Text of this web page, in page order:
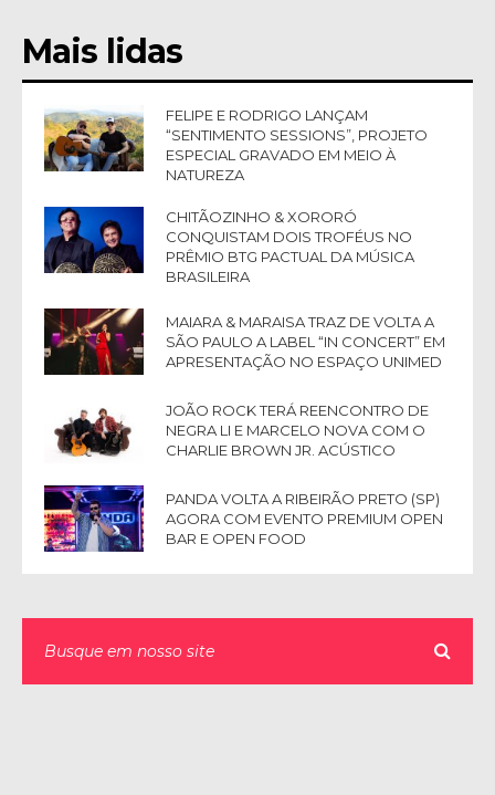
Mais lidas
FELIPE E RODRIGO LANÇAM
“SENTIMENTO SESSIONS”, PROJETO
ESPECIAL GRAVADO EM MEIO À
NATUREZA
CHITÃOZINHO & XORORÓ
CONQUISTAM DOIS TROFÉUS NO
PRÊMIO BTG PACTUAL DA MÚSICA
BRASILEIRA
MAIARA & MARAISA TRAZ DE VOLTA A
SÃO PAULO A LABEL “IN CONCERT” EM
APRESENTAÇÃO NO ESPAÇO UNIMED
JOÃO ROCK TERÁ REENCONTRO DE
NEGRA LI E MARCELO NOVA COM O
CHARLIE BROWN JR. ACÚSTICO
PANDA VOLTA A RIBEIRÃO PRETO (SP)
AGORA COM EVENTO PREMIUM OPEN
BAR E OPEN FOOD